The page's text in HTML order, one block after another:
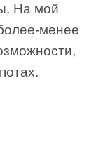
На мой
менее